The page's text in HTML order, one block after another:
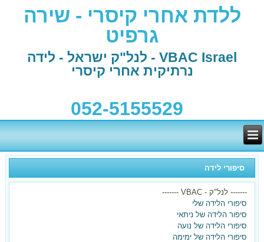
ללדת אחרי קיסרי - שירה
גרפיט
VBAC Israel - לנל"ק ישראל - לידה
נרתיקית אחרי קיסרי
052-5155529
סיפורי לידה
------- לנל"ק - VBAC -------
סיפורי הלידה שלי
סיפור הלידה של ניתאי
סיפורי הלידה של נועה
סיפורי הלידה של ימימה